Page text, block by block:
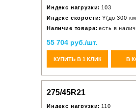
Индекс нагрузки: 103
Индекс скорости: Y(до 300
Наличие товара: есть в
55 704 руб./шт.
КУПИТЬ В 1 КЛИК В
275/45R21
Индекс нагрузки: 110